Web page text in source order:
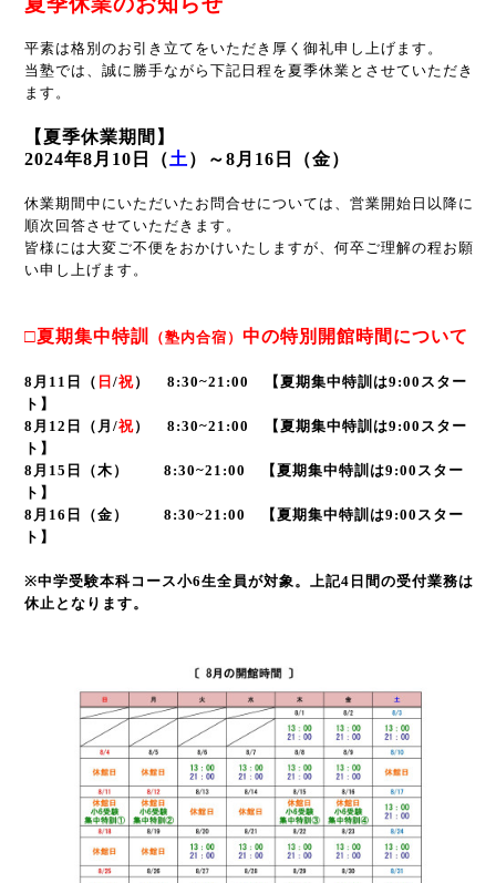
平素は格別のお引き立てをいただき厚く御礼申し上げます。
当塾では、誠に勝手ながら下記日程を夏季休業とさせていただき
ます。
【夏季休業期間】
2024年8月10日（土 ）～8月16日（金）
休業期間中にいただいたお問合せについては、営業開始日以降に
順次回答させていただきます。
皆様には大変ご不便をおかけいたしますが、何卒ご理解の程お願
い申し上げます。
□夏期集中特訓 （塾内合宿） 中の特別開館時間について
8月11日（ 日 /祝） 8:30~21:00 【夏期集中特訓は9:00スター
ト】
8月12日（ 月/祝） 8:30~21:00 【夏期集中特訓は9:00スター
ト】
8月15日（木） 8:30~21:00 【夏期集中特訓は9:00スター
ト】
8月16日（金） 8:30~21:00 【夏期集中特訓は9:00スター
ト】
※中学受験本科コース小6生全員が対象。上記4日間の受付業務は
休止となります。